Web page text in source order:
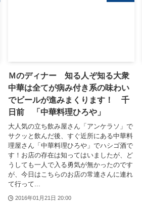
Ｍのディナー 知る人ぞ知る大衆
中華は全てが病み付き系の味わい
でビールが進みまくります！ 千
日前 「中華料理ひろや」
大人気の立ち飲み屋さん「アンケラソ」で
サクッと飲んだ後、すぐ近所にある中華料
理屋さん「中華料理ひろや」でハシゴ酒で
す！お店の存在は知ってはいましたが、ど
うしても一人で入る勇気が無かったのです
が、今日はこちらのお店の常連さんに連れ
て行って...
2016年01月21日 20:00